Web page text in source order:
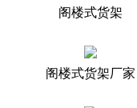
阁楼式货架
阁楼式货架厂家